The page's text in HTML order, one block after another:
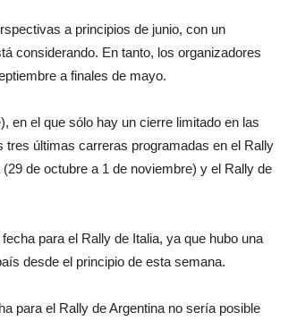
a principios de junio, con un
considerando. En tanto, los organizadores
a finales de mayo.
en el que sólo hay un cierre limitado en las
tres últimas carreras programadas en el Rally
de octubre a 1 de noviembre) y el Rally de
para el Rally de Italia, ya que hubo una
desde el principio de esta semana.
para el Rally de Argentina no sería posible